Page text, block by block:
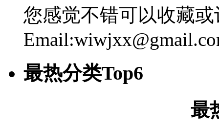
您感觉不错可以收藏
最热分类Top6
最